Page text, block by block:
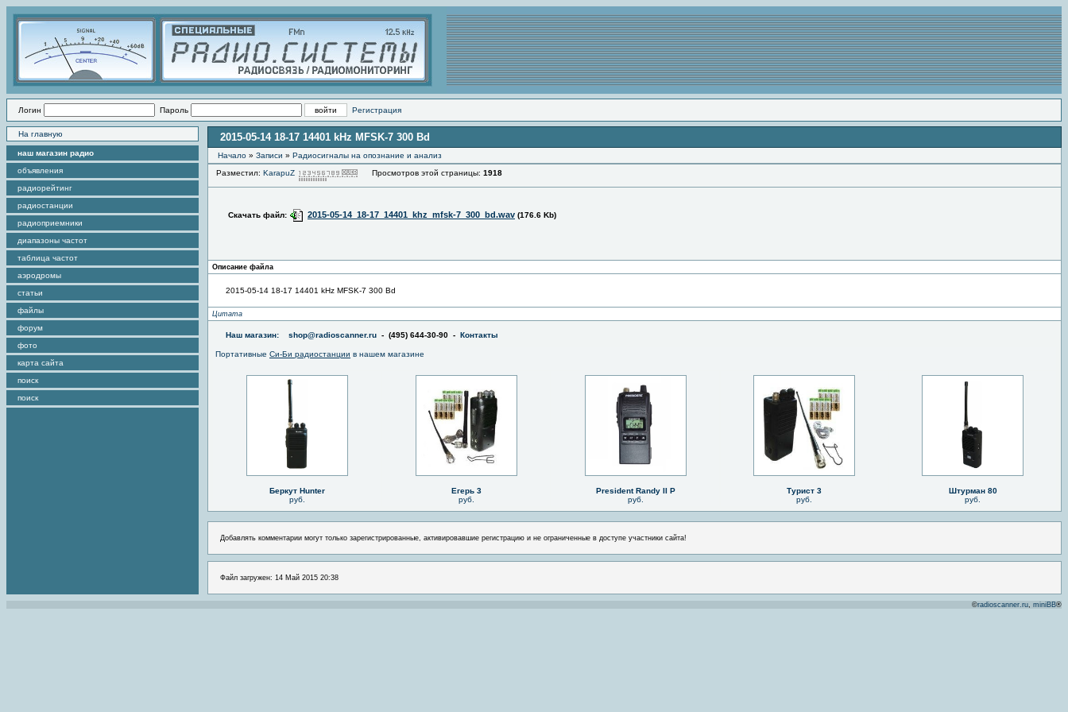
Логин Пароль Регистрация
На главную
наш магазин радио
объявления
радиорейтинг
радиостанции
радиоприемники
диапазоны частот
таблица частот
аэродромы
статьи
файлы
форум
фото
карта сайта
поиск
поиск
2015-05-14 18-17 14401 kHz MFSK-7 300 Bd
Начало » Записи » Радиоcигналы на опознание и анализ
Разместил: KarapuZ Просмотров этой страницы: 1918
Скачать файл: 2015-05-14_18-17_14401_khz_mfsk-7_300_bd.wav (176.6 Kb)
Описание файла
2015-05-14 18-17 14401 kHz MFSK-7 300 Bd
Цитата
Наш магазин: shop@radioscanner.ru - (495) 644-30-90 - Контакты
Портативные Си-Би радиостанции в нашем магазине
Беркут Hunter
руб.
Егерь 3
руб.
President Randy II P
руб.
Турист 3
руб.
Штурман 80
руб.
Добавлять комментарии могут только зарегистрированные, активировавшие регистрацию и не ограниченные в доступе участники сайта!
Файл загружен: 14 Май 2015 20:38
©radioscanner.ru, miniBB®